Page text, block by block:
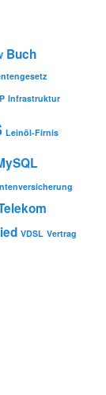
Buch
Infrastruktur
Leinöl-Firnis
VDSL Vertrag